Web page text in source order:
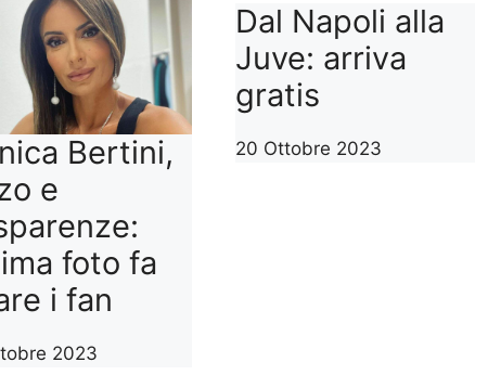
Bertini,
e
foto fa
i fan
2023
Dal Napoli alla
Juve: arriva
gratis
20 Ottobre 2023